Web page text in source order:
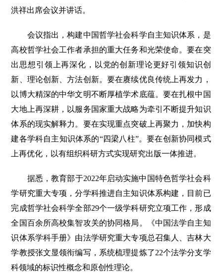
洪祥出席会议并讲话。
会议指出，构建中国哲学社会科学自主知识体系，是
高校哲学社会工作者承担的重大任务和光荣使命。要在突
出思想引领上再深化，以党的创新理论更好引领知识创
新、理论创新、方法创新。要在赓续优良传统上再发力，
以博大精深的中华文明不断厚植学术底蕴。要在扎根中国
大地上再深耕，以服务国家重大战略为牵引不断提升知识
体系的现实解释力。要在实现重点突破上再聚力，加快构
建各学科自主知识体系的“四梁八柱”。要在创新协同模式
上再优化，以有组织科研方式实现研究出版一体推进。
据悉，教育部于2022年启动实施中国特色哲学社会科
学研究重大专项，分学科推进自主知识体系构建，目前已
完成哲学社会科学全部29个一级学科研究立项工作，形成
全国百余所高校集智攻关的协同格局。《中国法学自主知
识体系学科手册》由法学研究重大专项总召集人、吉林大
学教授张文显领衔编写，系统梳理提炼了22个法学分支学
科领域的标识性概念和原创性理论。